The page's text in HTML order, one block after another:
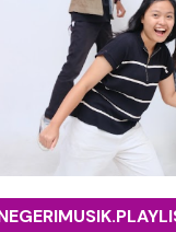
Labirin Emosi
Absurditas